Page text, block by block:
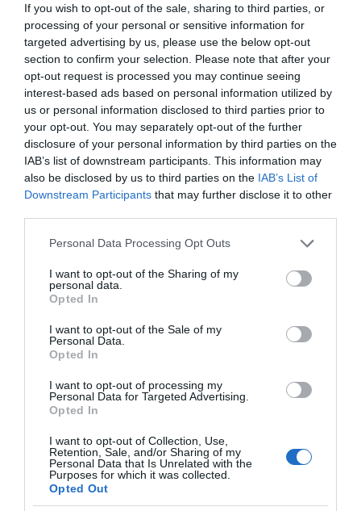
If you wish to opt-out of the sale, sharing to third parties, or
processing of your personal or sensitive information for
targeted advertising by us, please use the below opt-out
section to confirm your selection. Please note that after your
opt-out request is processed you may continue seeing
interest-based ads based on personal information utilized by
us or personal information disclosed to third parties prior to
your opt-out. You may separately opt-out of the further
disclosure of your personal information by third parties on the
IAB’s list of downstream participants. This information may
also be disclosed by us to third parties on the IAB’s List of
Downstream Participants that may further disclose it to other
Please note that this website/app uses one or more Google
not limited to your visit or usage behaviour. You may click to
grant or deny consent to Google and its third-party tags to
use your data for below specified purposes in below Google
consent section.
Personal Data Processing Opt Outs
I want to opt-out of the Sharing of my
personal data.
Opted In
I want to opt-out of the Sale of my
Personal Data.
Opted In
I want to opt-out of processing my
Personal Data for Targeted Advertising.
Opted In
I want to opt-out of Collection, Use,
Retention, Sale, and/or Sharing of my
Personal Data that Is Unrelated with the
Purposes for which it was collected.
Opted Out